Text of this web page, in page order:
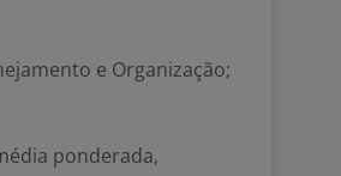
e Organização;
ponderada,